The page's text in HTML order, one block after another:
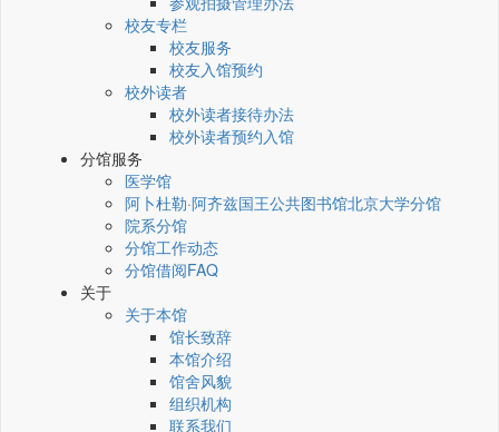
校友专栏
校友服务
校友入馆预约
校外读者
校外读者接待办法
校外读者预约入馆
分馆服务
医学馆
阿卜杜勒·阿齐兹国王公共图书馆北京大学分馆
院系分馆
分馆工作动态
分馆借阅FAQ
关于
关于本馆
馆长致辞
本馆介绍
馆舍风貌
组织机构
联系我们